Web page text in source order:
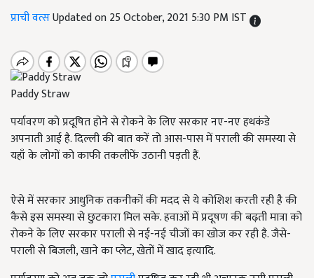
प्राची वत्सUpdated on 25 October, 2021 5:30 PM IST
Paddy Straw
पर्यावरण को प्रदूषित होने से रोकने के लिए सरकार नए-नए हथकंडे
अपनाती आई है. दिल्ली की बात करें तो आस-पास में पराली की समस्या से
यहाँ के लोगों को काफी तकलीफें उठानी पड़ती हैं.
ऐसे में सरकार आधुनिक तकनीकों की मदद से ये कोशिश करती रही है की
कैसे इस समस्या से छुटकारा मिल सके. हवाओं में प्रदूषण की बढ़ती मात्रा को
रोकने के लिए सरकार पराली से नई-नई चीजों का खोज कर रही है. जैसे-
पराली से बिजली, खाने का प्लेट, खेतों में खाद इत्यादि.